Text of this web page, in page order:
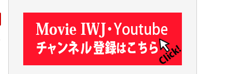
マシオン恵美香 様
平野智生 様
山本賢二 様
吉住俊昭 様